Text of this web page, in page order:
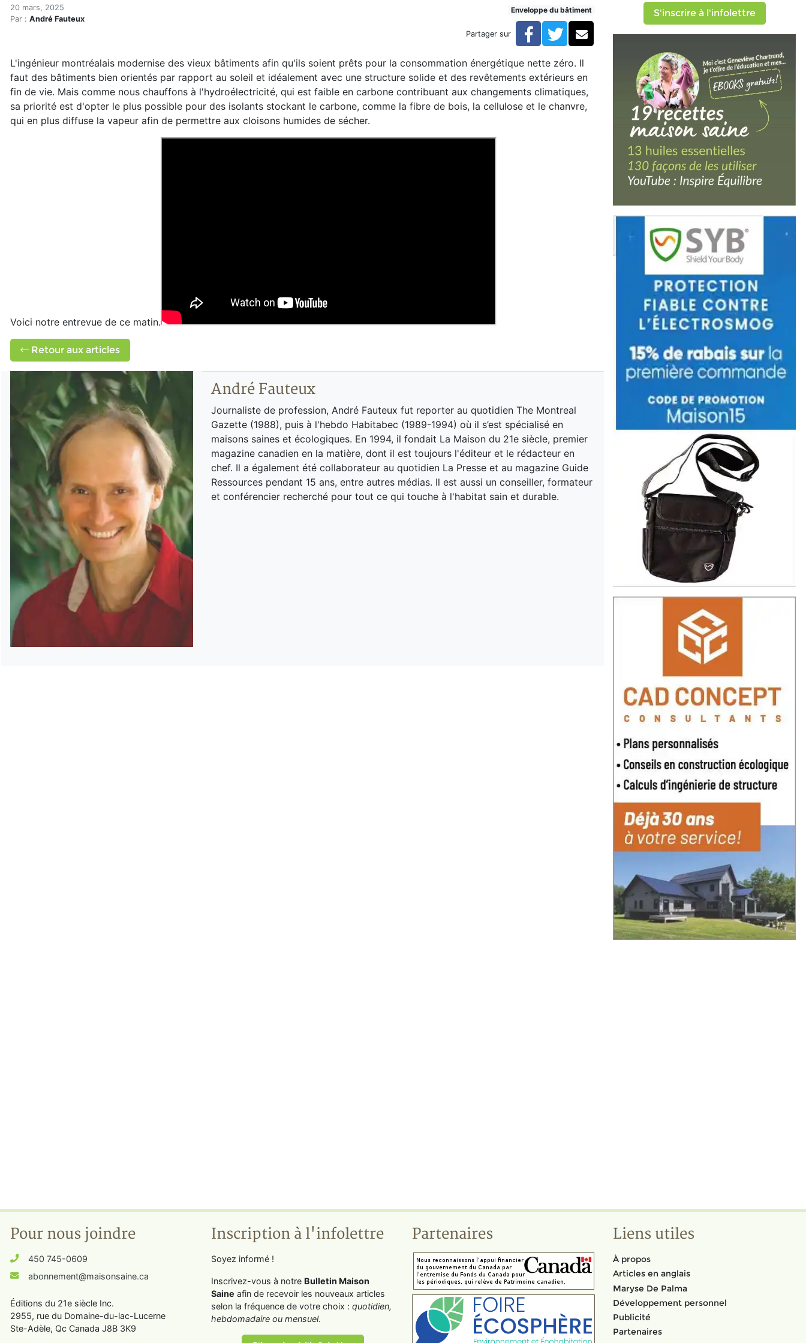
Accueil
Articles
Le carbone intrinsèque selon Fellipe Falluh
20 mars, 2025
Par : André Fauteux
Enveloppe du bâtiment
Partager sur Facebook
TwitterCourriel
L'ingénieur montréalais modernise des vieux bâtiments afin qu'ils soient prêts pour la consommation énergétique nette zéro. Il
faut des bâtiments bien orientés par rapport au soleil et idéalement avec une structure solide et des revêtements extérieurs en
fin de vie. Mais comme nous chauffons à l'hydroélectricité, qui est faible en carbone contribuant aux changements climatiques,
sa priorité est d'opter le plus possible pour des isolants stockant le carbone, comme la fibre de bois, la cellulose et le chanvre,
qui en plus diffuse la vapeur afin de permettre aux cloisons humides de sécher.
Voici notre entrevue de ce matin.
Retour aux articles
André Fauteux
Journaliste de profession, André Fauteux fut reporter au quotidien The Montreal
Gazette (1988), puis à l'hebdo Habitabec (1989-1994) où il s’est spécialisé en
maisons saines et écologiques. En 1994, il fondait La Maison du 21e siècle, premier
magazine canadien en la matière, dont il est toujours l'éditeur et le rédacteur en
chef. Il a également été collaborateur au quotidien La Presse et au magazine Guide
Ressources pendant 15 ans, entre autres médias. Il est aussi un conseiller, formateur
et conférencier recherché pour tout ce qui touche à l'habitat sain et durable.
S'inscrire à l'infolettre
Pour nous joindre
450 745-0609
abonnement@maisonsaine.ca
Éditions du 21e siècle Inc.
2955, rue du Domaine-du-lac-Lucerne
Ste-Adèle, Qc Canada J8B 3K9
Inscription à l'infolettre
Soyez informé !
Inscrivez-vous à notre Bulletin Maison
Saine afin de recevoir les nouveaux articles
selon la fréquence de votre choix : quotidien,
hebdomadaire ou mensuel.
Partenaires Liens utiles
À propos
Articles en anglais
Maryse De Palma
Développement personnel
Publicité
Partenaires